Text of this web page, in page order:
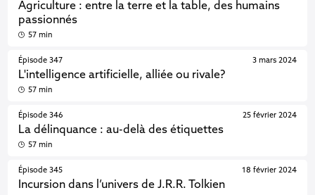
Agriculture : entre la terre et la table, des humains
passionnés
57 min
Épisode 347
L'intelligence artificielle, alliée ou rivale?
3 mars 2024
57 min
Épisode 346
La délinquance : au-delà des étiquettes
25 février 2024
57 min
Épisode 345
Incursion dans l’univers de J.R.R. Tolkien
18 février 2024